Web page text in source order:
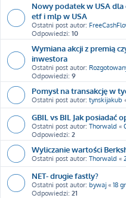
Nowy podatek w USA dla
etf i mlp w USA
Ostatni post autor:
Odpowiedzi: 10
Wymiana akcji z premią
inwestora
Ostatni post autor:
Odpowiedzi: 9
Pomysł na transakcję w
Ostatni post autor: tynskijakub
GBIL vs BIL Jak posiadać
Ostatni post autor: Thorwald «
Odpowiedzi: 2
Wyliczanie wartości
Ostatni post autor: Thorwald «
NET- drugie fastly?
Ostatni post autor: bywaj « 18
Odpowiedzi: 21